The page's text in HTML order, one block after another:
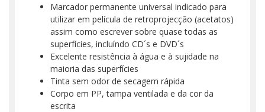
Marcador permanente universal indicado para
utilizar em película de retroprojecção (acetatos)
assim como escrever sobre quase todas as
superfícies, incluíndo CD´s e DVD´s
Excelente resistência à água e à sujidade na
maioria das superfícies
Tinta sem odor de secagem rápida
Corpo em PP, tampa ventilada e da cor da
escrita